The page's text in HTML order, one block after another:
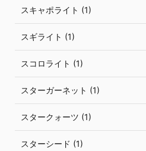
スキャポライト (1)
スギライト (1)
スコロライト (1)
スターガーネット (1)
スタークォーツ (1)
スターシード (1)